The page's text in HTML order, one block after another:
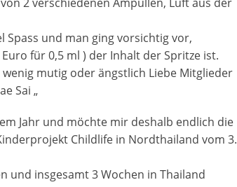
Spass und man ging vorsichtig vor,
für 0,5 ml ) der Inhalt der Spritze ist.
mutig oder ängstlich Liebe Mitglieder
Sai „
Jahr und möchte mir deshalb endlich die
Childlife in Nordthailand vom 3.
und insgesamt 3 Wochen in Thailand